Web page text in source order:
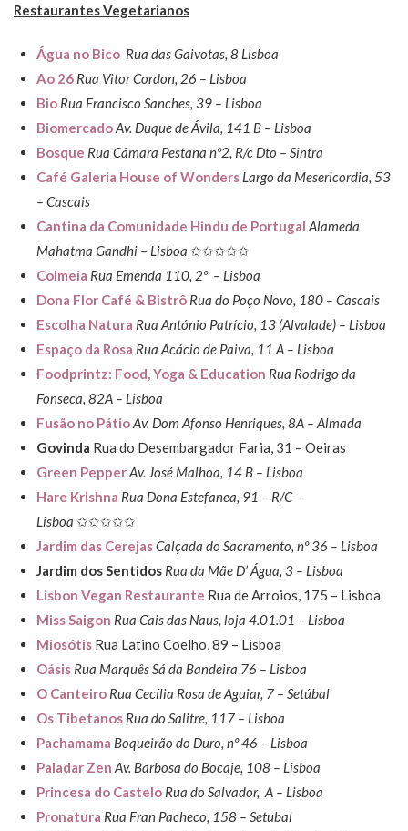
Restaurantes Vegetarianos
Água no Bico Rua das Gaivotas, 8 Lisboa
Ao 26 Rua Vitor Cordon, 26 – Lisboa
Bio Rua Francisco Sanches, 39 – Lisboa
BiomercadoAv. Duque de Ávila, 141 B – Lisboa
Bosque Rua Câmara Pestana nº2, R/c Dto – Sintra
Café Galeria House of Wonders Largo da Mesericordia, 53
– Cascais
Cantina da Comunidade Hindu de Portugal Alameda
Mahatma Gandhi – Lisboa ✩✩✩✩✩
Colmeia Rua Emenda 110, 2º – Lisboa
Dona Flor Café & Bistrô Rua do Poço Novo, 180 – Cascais
Escolha Natura Rua António Patrício, 13 (Alvalade) – Lisboa
Espaço da Rosa Rua Acácio de Paiva, 11 A – Lisboa
Foodprintz: Food, Yoga & Education Rua Rodrigo da
Fonseca, 82A – Lisboa
Fusão no PátioAv. Dom Afonso Henriques, 8A – Almada
Govinda Rua do Desembargador Faria, 31 – Oeiras
Green PepperAv. José Malhoa, 14 B – Lisboa
Hare Krishna Rua Dona Estefanea, 91 – R/C –
Lisboa ✩✩✩✩✩
Jardim das CerejasCalçada do Sacramento, nº 36 – Lisboa
Jardim dos Sentidos Rua da Mãe D’ Água, 3 – Lisboa
Lisbon Vegan Restaurante Rua de Arroios, 175 – Lisboa
Miss Saigon Rua Cais das Naus, loja 4.01.01 – Lisboa
Miosótis Rua Latino Coelho, 89 – Lisboa
Oásis Rua Marquês Sá da Bandeira 76 – Lisboa
O Canteiro Rua Cecília Rosa de Aguiar, 7 – Setúbal
Os Tibetanos Rua do Salitre, 117 – Lisboa
Pachamama Boqueirão do Duro, nº 46 – Lisboa
Paladar Zen Av. Barbosa do Bocaje, 108 – Lisboa
Princesa do Castelo Rua do Salvador, A – Lisboa
Pronatura Rua Fran Pacheco, 158 – Setubal